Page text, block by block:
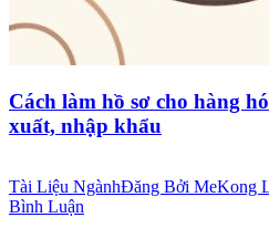
Cách làm hồ sơ cho hàng
xuất, nhập khẩu
Tài Liệu NgànhĐăng Bởi MeKong
Bình Luận